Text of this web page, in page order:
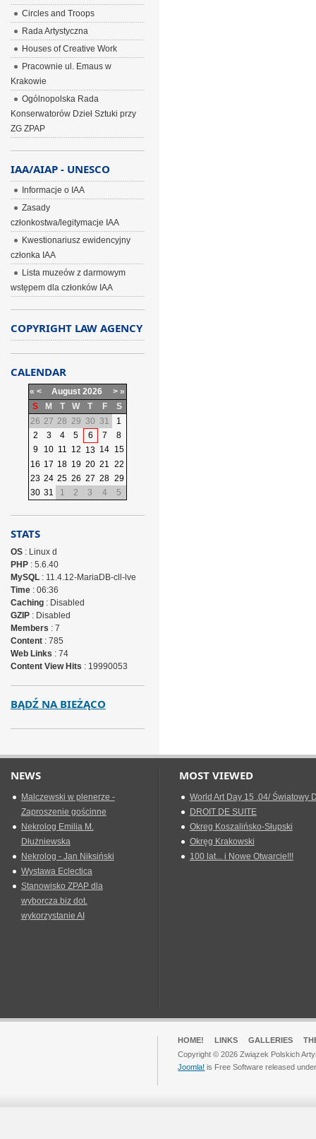
Circles and Troops
Rada Artystyczna
Houses of Creative Work
Pracownie ul. Emaus w
Krakowie
Ogólnopolska Rada
Konserwatorów Dzieł Sztuki przy
ZG ZPAP
IAA/AIAP - UNESCO
Informacje o IAA
Zasady
członkostwa/legitymacje IAA
Kwestionariusz ewidencyjny
członka IAA
Lista muzeów z darmowym
wstępem dla członków IAA
COPYRIGHT LAW AGENCY
CALENDAR
« < August 2026 > »
S
M T W T F
S
26 27 28 29 30 31
1
2
3 4 5 6 7
8
9
10 11 12 13 14 15
16 17 18 19 20 21 22
23 24 25 26 27 28 29
30 31 1 2 3 4 5
STATS
OS: Linux d
PHP: 5.6.40
MySQL: 11.4.12-MariaDB-cll-lve
Time: 06:36
Caching: Disabled
GZIP: Disabled
Members : 7
Content: 785
Web Links : 74
Content View Hits : 19990053
BĄDŹ NA BIEŻĄCO
NEWS
Malczewski w plenerze -
Zaproszenie gościnne
Nekrolog Emilia M.
Dłużniewska
Nekrolog - Jan Niksiński
Wystawa Eclectica
Stanowisko ZPAP dla
wyborcza.biz dot.
wykorzystanie AI
MOST VIEWED
World Art Day 15 .04/ Światowy
DROIT DE SUITE
Okreg Koszalińsko-Słupski
Okręg Krakowski
100 lat... i Nowe Otwarcie!!!
HOME! LINKS GALLERIES
Copyright © 2026 Związek Polskich
Joomla! is Free Software released